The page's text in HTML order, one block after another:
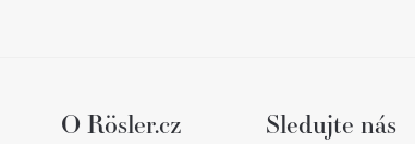
O Rösler.cz Sledujte nás